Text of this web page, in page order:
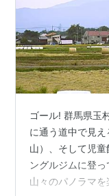
ゴール! 群馬県玉
に通う道中で見
山）、そして児
ングルジムに登っ
山々のパノラマ